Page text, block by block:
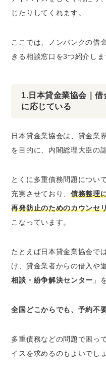
じたりしてくれます。
ここでは、ノンバンクの借
きる相談窓口を3つ紹介しま
1.日本貸金業協会｜
に応じている
日本貸金業協会は、貸金業
を目的に、内閣総理大臣の
とくに多重債務問題につい
充実させており、債務整理
再発防止のためのカウンセ
こなっています。
たとえば日本貸金業協会で
け、貸金業者からの借入や
相談・紛争解決センター 」
全国どこからでも、予約不
多重債務などの問題で困っ
イスを求めるのもよいでしょ